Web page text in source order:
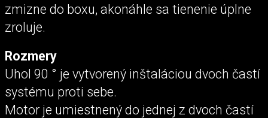
zmizne do boxu, akonáhle sa tienenie úplne
zroluje.
Rozmery
Uhol 90 ° je vytvorený inštaláciou dvoch častí
systému proti sebe.
Motor je umiestnený do jednej z dvoch častí